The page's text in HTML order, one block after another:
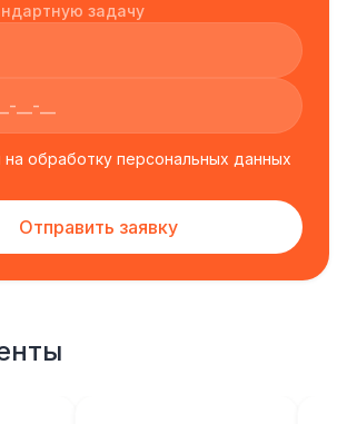
задачу
на обработку персональных данных
Отправить заявку